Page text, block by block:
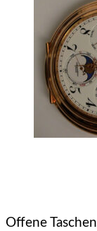
Offene